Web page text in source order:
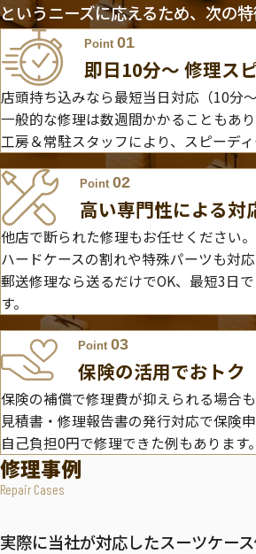
というニーズに応えるため、次の
Point 01
即日10分〜 修理ス
店頭持ち込みなら最短当日対応（10分
一般的な修理は数週間かかることもあ
工房＆常駐スタッフにより、スピーディ
Point02
高い専門性による対
他店で断られた修理もお任せください。
ハードケースの割れや特殊パーツも対応
郵送修理なら送るだけでOK、最短3日
す。
Point 03
保険の活用でおトク
保険の補償で修理費が抑えられる場合も
見積書・修理報告書の発行対応で保険
自己負担0円で修理できた例もあります。
修理事例
Repair Cases
実際に当社が対応したスーツケー